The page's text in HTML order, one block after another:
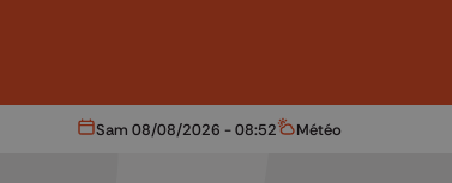
Aujourd'hui
Sam 08/08/2026 - 08:52 Météo
Météo